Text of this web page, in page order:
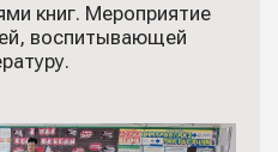
книг. Мероприятие
воспитывающей